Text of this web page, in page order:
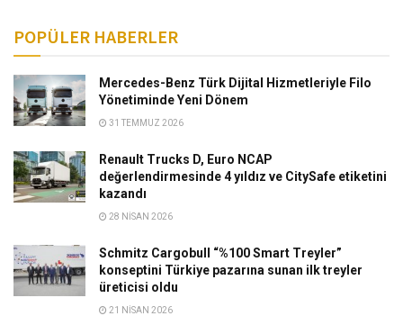
POPÜLER HABERLER
Mercedes-Benz Türk Dijital Hizmetleriyle Filo
Yönetiminde Yeni Dönem
31 TEMMUZ 2026
Renault Trucks D, Euro NCAP
değerlendirmesinde 4 yıldız ve CitySafe etiketini
kazandı
28 NISAN 2026
Schmitz Cargobull “%100 Smart Treyler”
konseptini Türkiye pazarına sunan ilk treyler
üreticisi oldu
21 NISAN 2026